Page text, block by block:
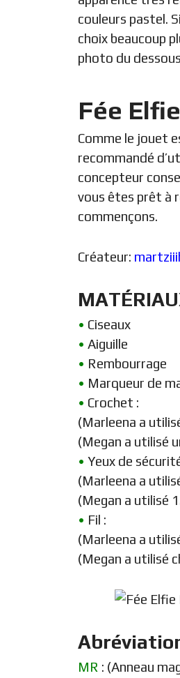
couleurs pastel.
choix beaucoup
photo du
Fée
Comme le jouet
recommandé
concepteur
vous êtes prêt à
commençons.
Créateur:
• Ciseaux
• Aiguille
• Rembourrage
• Marqueur de
• Crochet :
(Marleena a
(Megan a utilisé
• Yeux de
(Marleena a
(Megan a utilisé
• Fil :
(Marleena a
(Megan a utilisé
MR : (Anneau